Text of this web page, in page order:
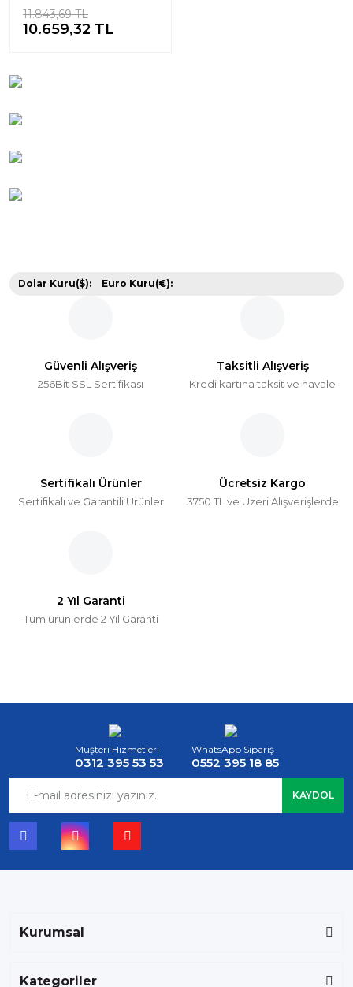
11.843,69 TL
10.659,32 TL
Dolar Kuru($): Euro Kuru(€):
Güvenli Alışveriş
256Bit SSL Sertifikası
Taksitli Alışveriş
Kredi kartına taksit ve havale
Sertifikalı Ürünler
Sertifikalı ve Garantili Ürünler
Ücretsiz Kargo
3750 TL ve Üzeri Alışverişlerde
2 Yıl Garanti
Tüm ürünlerde 2 Yıl Garanti
Müşteri Hizmetleri
0312 395 53 53
WhatsApp Sipariş
0552 395 18 85
KAYDOL
Kurumsal
Kategoriler